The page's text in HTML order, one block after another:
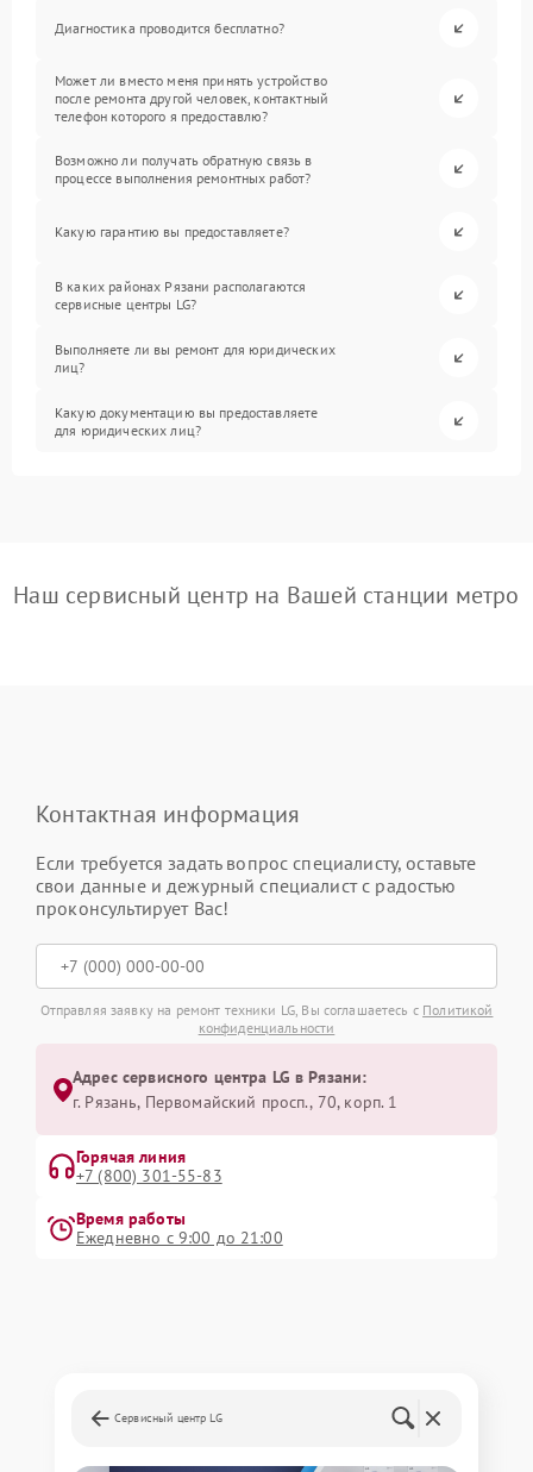
Диагностика проводится бесплатно?
Может ли вместо меня принять устройство
после ремонта другой человек, контактный
телефон которого я предоставлю?
Возможно ли получать обратную связь в
процессе выполнения ремонтных работ?
Какую гарантию вы предоставляете?
В каких районах Рязани располагаются
сервисные центры LG?
Выполняете ли вы ремонт для юридических
лиц?
Какую документацию вы предоставляете
для юридических лиц?
Наш сервисный центр на Вашей станции метро
Контактная информация
Если требуется задать вопрос специалисту, оставьте
свои данные и дежурный специалист с радостью
проконсультирует Вас!
Отправляя заявку на ремонт техники LG, Вы соглашаетесь с Политикой
конфиденциальности
Адрес сервисного центра LG в Рязани:
г. Рязань, Первомайский просп., 70, корп. 1
Горячая линия
+7 (800) 301-55-83
Время работы
Ежедневно с 9:00 до 21:00
Сервисный центр LG